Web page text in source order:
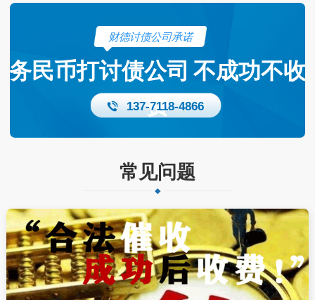
财德讨债公司承诺
务民币打讨债公司 不成功不收
费
137-7118-4866
常见问题